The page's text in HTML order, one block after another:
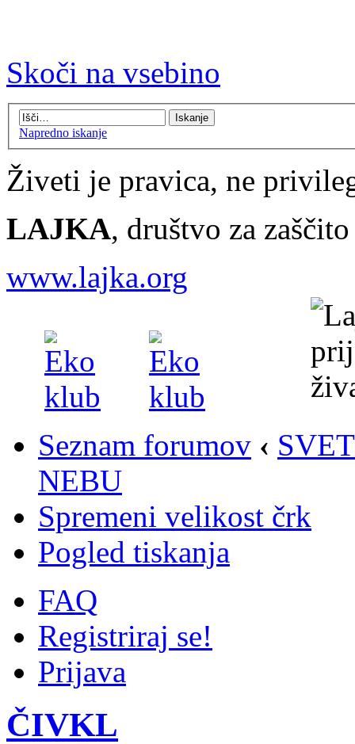
Skoči na vsebino
Napredno iskanje
Živeti je pravica, ne
LAJKA, društvo za
www.lajka.org
Seznam forumov ‹
NEBU
Spremeni velikost črk
Pogled tiskanja
FAQ
Registriraj se!
Prijava
ČIVKL